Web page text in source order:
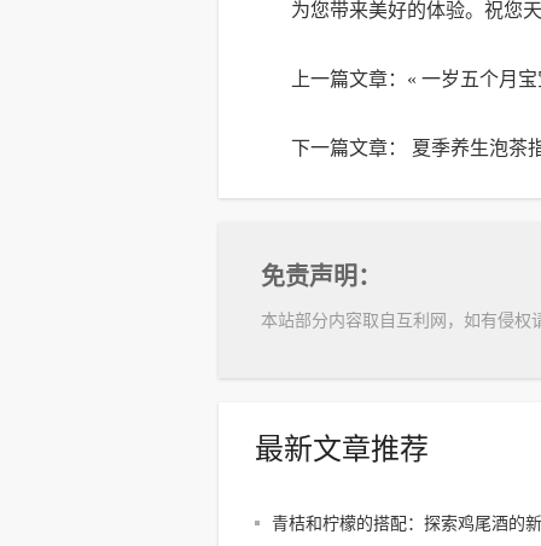
为您带来美好的体验。祝您
上一篇文章：«一岁五个月
下一篇文章： 夏季养生泡茶
免责声明：
本站部分内容取自互利网，如有侵权
最新文章推荐
青桔和柠檬的搭配：探索鸡尾酒的